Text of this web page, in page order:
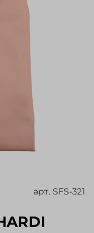
арт. SFS-321